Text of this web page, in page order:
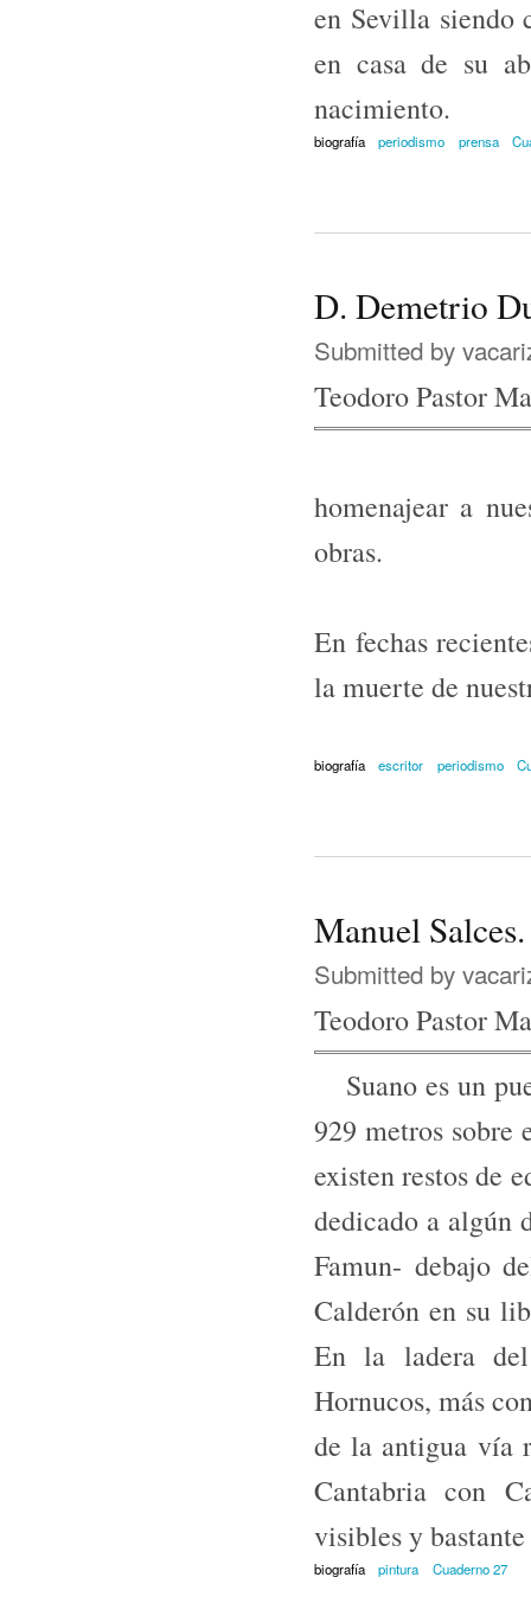
en Sevilla siendo
en casa de su
nacimiento.
biografía periodismo prensa
D. Demetrio
Submitted by
Teodoro Pastor
homenajear a
obras.
En fechas
la muerte de
biografía escritor periodismo
Manuel
Submitted by
Teodoro Pastor
Suano es un
929 metros
existen restos de
dedicado a algún
Famun- debajo
Calderón en su
En la ladera
Hornucos, más
de la antigua vía
Cantabria con
visibles y
biografía pintura Cuaderno 27